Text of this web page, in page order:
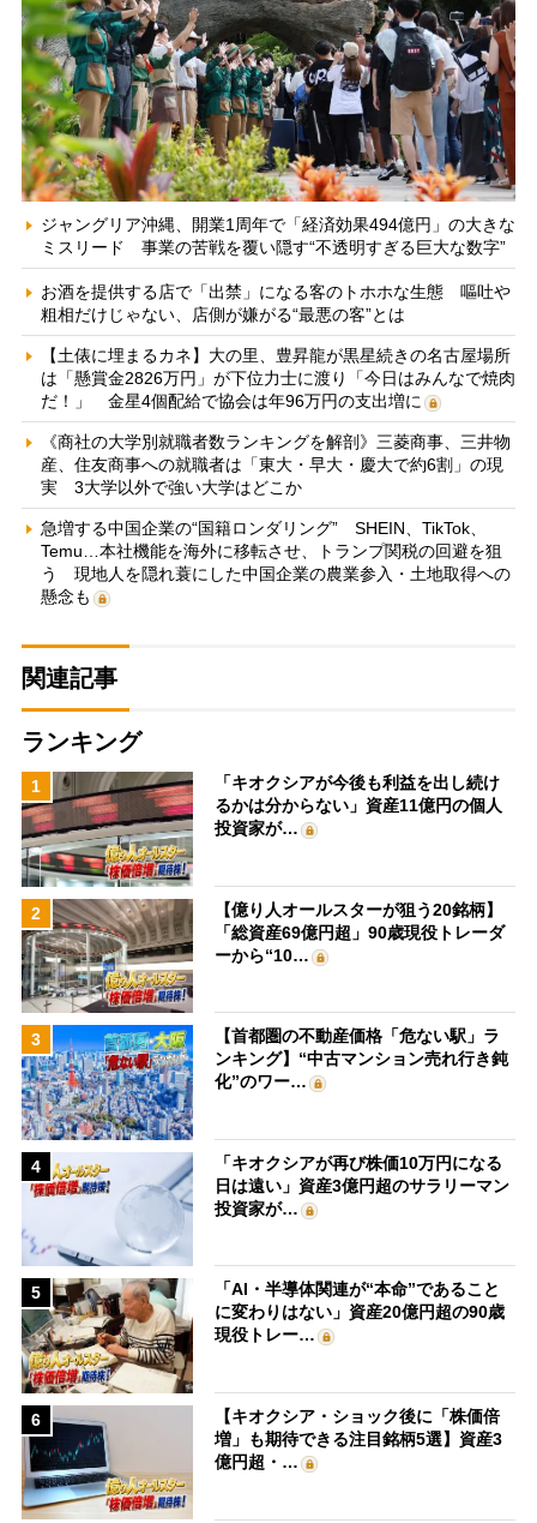
ジャングリア沖縄、開業1周年で「経済効果494億円」の大きな
ミスリード 事業の苦戦を覆い隠す“不透明すぎる巨大な数字”
お酒を提供する店で「出禁」になる客のトホホな生態 嘔吐や
粗相だけじゃない、店側が嫌がる“最悪の客”とは
【土俵に埋まるカネ】大の里、豊昇龍が黒星続きの名古屋場所
は「懸賞金2826万円」が下位力士に渡り「今日はみんなで焼肉
だ！」 金星4個配給で協会は年96万円の支出増に
《商社の大学別就職者数ランキングを解剖》三菱商事、三井物
産、住友商事への就職者は「東大・早大・慶大で約6割」の現
実 3大学以外で強い大学はどこか
急増する中国企業の“国籍ロンダリング” SHEIN、TikTok、
Temu…本社機能を海外に移転させ、トランプ関税の回避を狙
う 現地人を隠れ蓑にした中国企業の農業参入・土地取得への
懸念も
関連記事
ランキング
1
「キオクシアが今後も利益を出し続け
るかは分からない」資産11億円の個人
投資家が…
2
【億り人オールスターが狙う20銘柄】
「総資産69億円超」90歳現役トレーダ
ーから“10…
3
【首都圏の不動産価格「危ない駅」ラ
ンキング】“中古マンション売れ行き鈍
化”のワー…
4
「キオクシアが再び株価10万円になる
日は遠い」資産3億円超のサラリーマン
投資家が…
5
「AI・半導体関連が“本命”であること
に変わりはない」資産20億円超の90歳
現役トレー…
6
【キオクシア・ショック後に「株価倍
増」も期待できる注目銘柄5選】資産3
億円超・…